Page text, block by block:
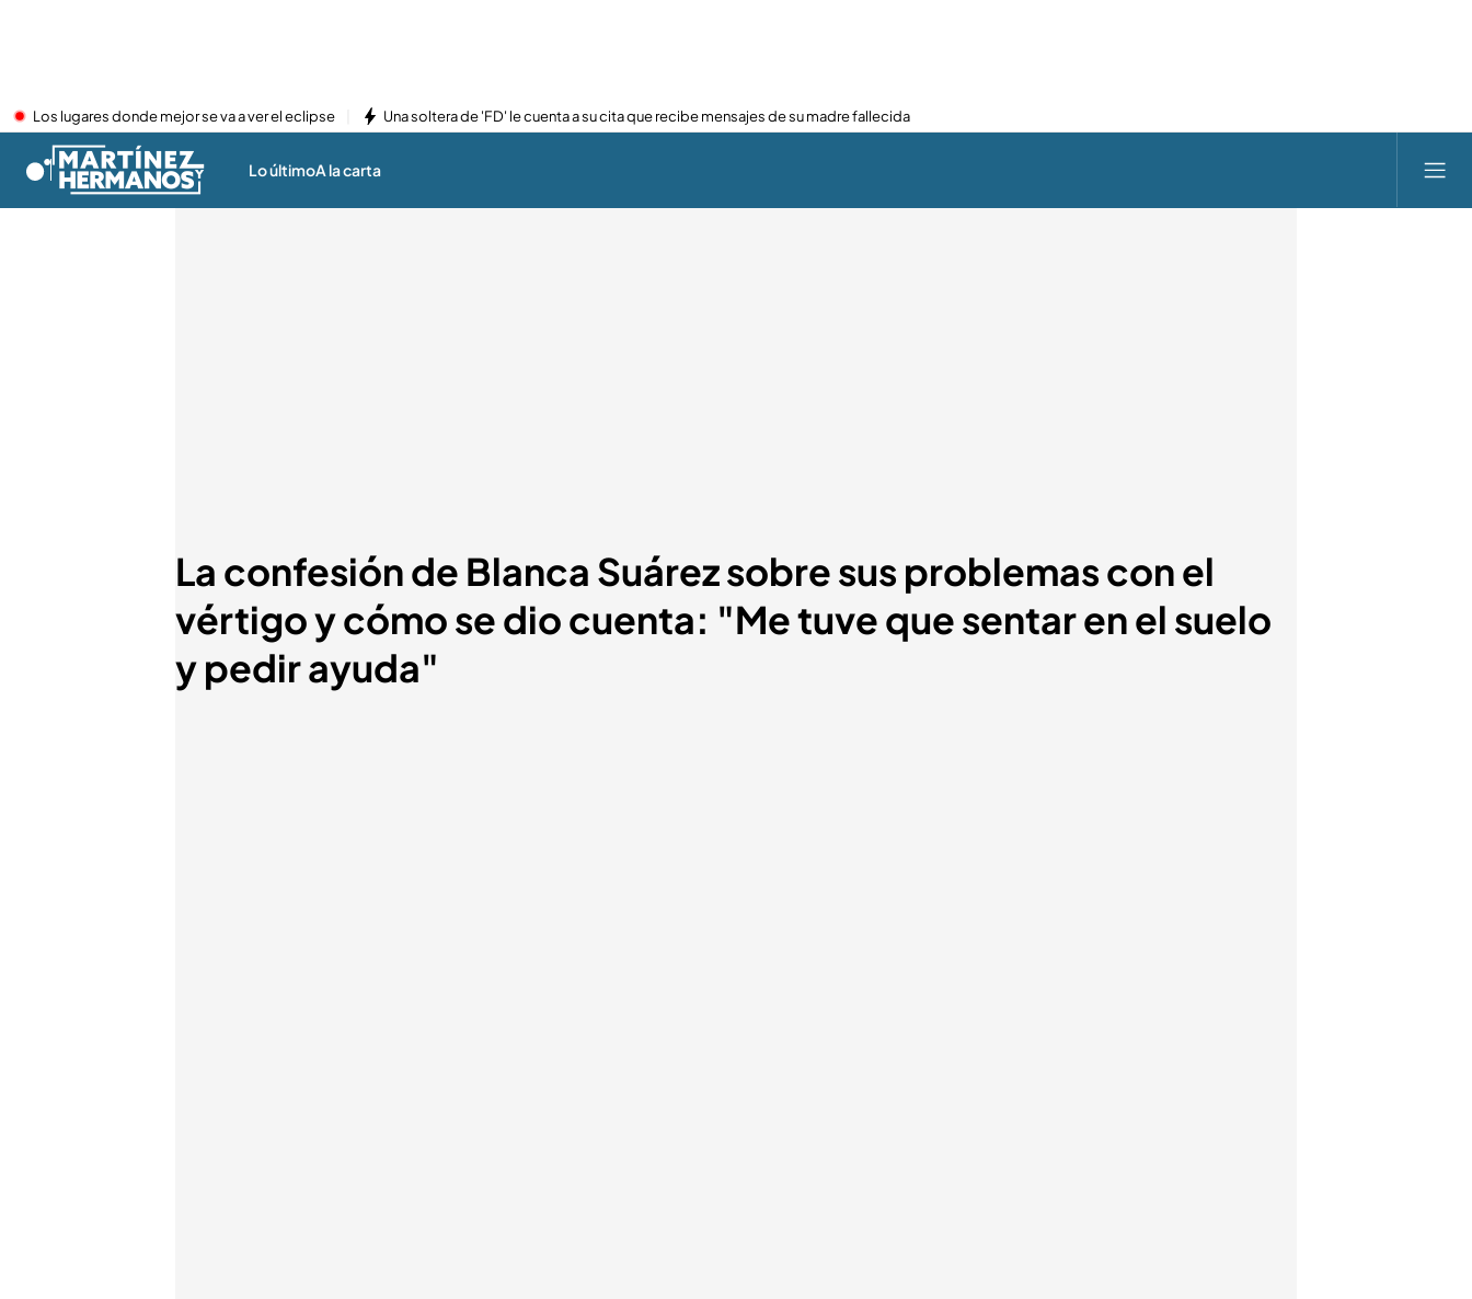
Los lugares donde mejor se va a ver el eclipse Una soltera de 'FD' le cuenta a su cita que recibe mensajes de su madre fallecida
Lo últimoA la carta
La confesión de Blanca Suárez sobre sus problemas con el
vértigo y cómo se dio cuenta: "Me tuve que sentar en el suelo
y pedir ayuda"